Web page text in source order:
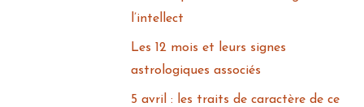
l’intellect
Les 12 mois et leurs signes
astrologiques associés
5 avril : les traits de caractère de ce